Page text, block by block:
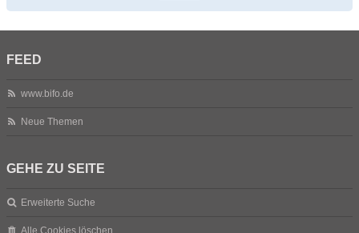
FEED
www.bifo.de
Neue Themen
GEHE ZU SEITE
Erweiterte Suche
Alle Cookies löschen